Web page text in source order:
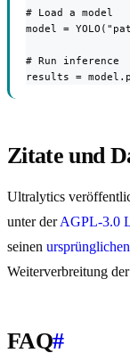
# Load a model
model =
# Run inference
results =
Zitate und
Ultralytics
unter derAGPL-3.0
seinen
Weiterverbreitung
FAQ#